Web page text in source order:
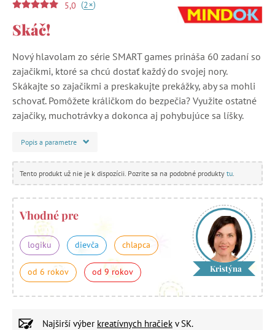
5,0 (2+)
Skáč!
Nový hlavolam zo série SMART games prináša 60 zadaní so
zajačikmi, ktoré sa chcú dostať každý do svojej nory.
Skákajte so zajačikmi a preskakujte prekážky, aby sa mohli
schovať. Pomôžete králičkom do bezpečia? Využite ostatné
zajačiky, muchotrávky a dokonca aj pohybujúce sa líšky.
Popis a parametre
Tento produkt už nie je k dispozícii. Pozrite sa na podobné produkty tu
Vhodné pre
logiku dievča chlapca
od 6 rokov od 9 rokov Kristýna
Najširší výber kreatívnych hračiek v SK.